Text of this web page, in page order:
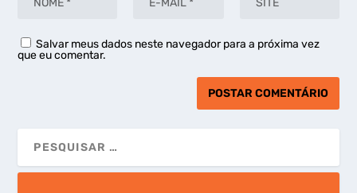
Salvar meus dados neste navegador para a próxima vez
que eu comentar.